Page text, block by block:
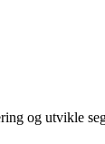
og utvikle